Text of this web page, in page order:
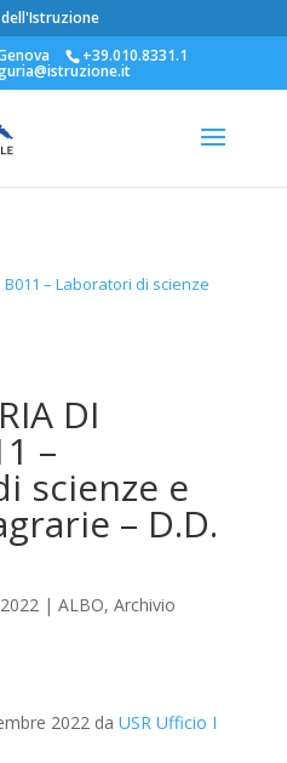
+39.010.8331.1
B011 – Laboratori di scienze
DI
–
scienze e
– D.D.
| ALBO, Archivio
2022 da USR Ufficio I